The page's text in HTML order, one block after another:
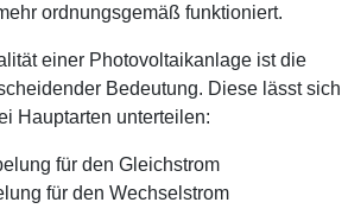
ordnungsgemäß funktioniert.
einer Photovoltaikanlage ist die
Bedeutung. Diese lässt sich
Hauptarten unterteilen:
für den Gleichstrom
für den Wechselstrom